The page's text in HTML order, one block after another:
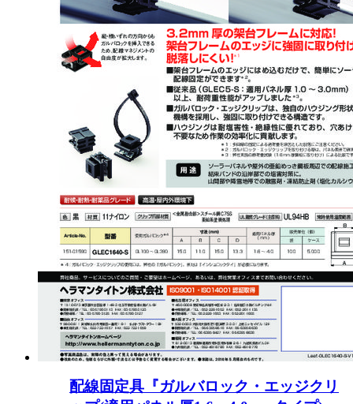
配線固定具『ガルバロック・エッジクリ